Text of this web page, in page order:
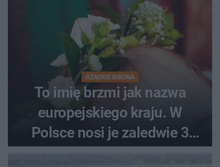
RZADKIE IMIONA
To imię brzmi jak nazwa
europejskiego kraju. W
Polsce nosi je zaledwie 3
kobiety